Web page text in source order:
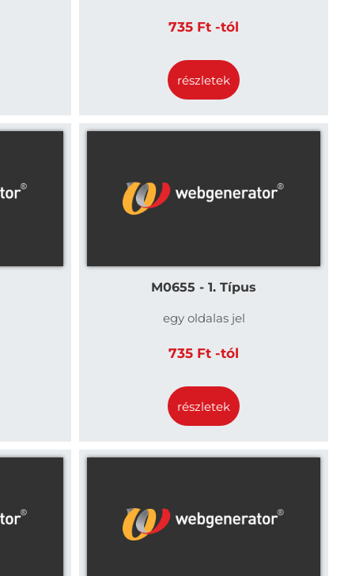
735 Ft -tól
részletek
M0655 - 1. Típus
egy oldalas jel
735 Ft -tól
részletek